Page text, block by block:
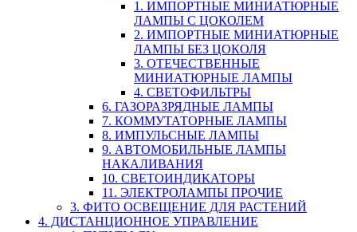
1. ИМПОРТНЫЕ МИНИАТЮРНЫЕ
ЛАМПЫ С ЦОКОЛЕМ
2. ИМПОРТНЫЕ МИНИАТЮРНЫЕ
ЛАМПЫ БЕЗ ЦОКОЛЯ
3. ОТЕЧЕСТВЕННЫЕ
МИНИАТЮРНЫЕ ЛАМПЫ
4. СВЕТОФИЛЬТРЫ
6. ГАЗОРАЗРЯДНЫЕ ЛАМПЫ
7. КОММУТАТОРНЫЕ ЛАМПЫ
8. ИМПУЛЬСНЫЕ ЛАМПЫ
9. АВТОМОБИЛЬНЫЕ ЛАМПЫ
НАКАЛИВАНИЯ
10. СВЕТОИНДИКАТОРЫ
11. ЭЛЕКТРОЛАМПЫ ПРОЧИЕ
3. ФИТО ОСВЕЩЕНИЕ ДЛЯ РАСТЕНИЙ
4. ДИСТАНЦИОННОЕ УПРАВЛЕНИЕ